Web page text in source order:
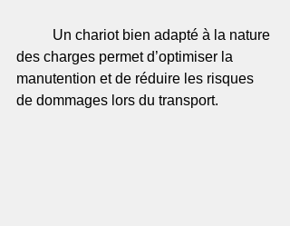
des charges permet d’optimiser la
manutention et de réduire les risques
de dommages lors du transport.